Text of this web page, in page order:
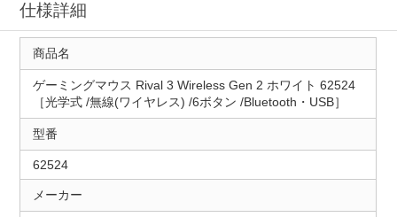
仕様詳細
商品名
ゲーミングマウス Rival 3 Wireless Gen 2 ホワイト 62524
［光学式 /無線(ワイヤレス) /6ボタン /Bluetooth・USB］
型番
62524
メーカー